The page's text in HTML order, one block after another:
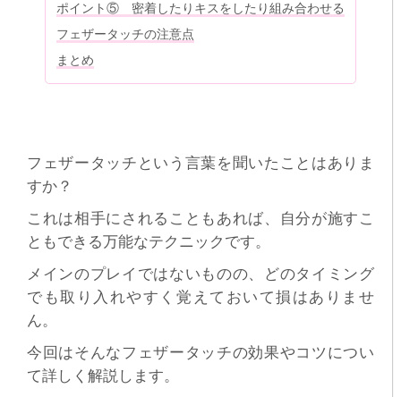
ポイント⑤ 密着したりキスをしたり組み合わせる
フェザータッチの注意点
まとめ
フェザータッチという言葉を聞いたことはありま
すか？
これは相手にされることもあれば、自分が施すこ
ともできる万能なテクニックです。
メインのプレイではないものの、どのタイミング
でも取り入れやすく覚えておいて損はありませ
ん。
今回はそんなフェザータッチの効果やコツについ
て詳しく解説します。